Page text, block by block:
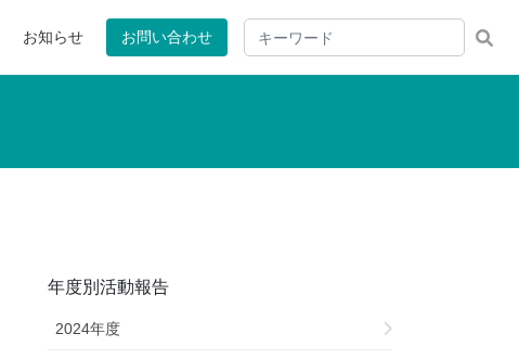
お知らせ お問い合わせ
年度別活動報告
2024年度